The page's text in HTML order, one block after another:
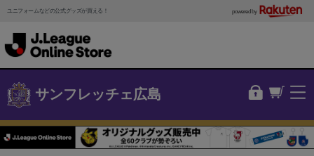
ユニフォームなどの公式グッズが買える！ powered by
サンフレッチェ広島